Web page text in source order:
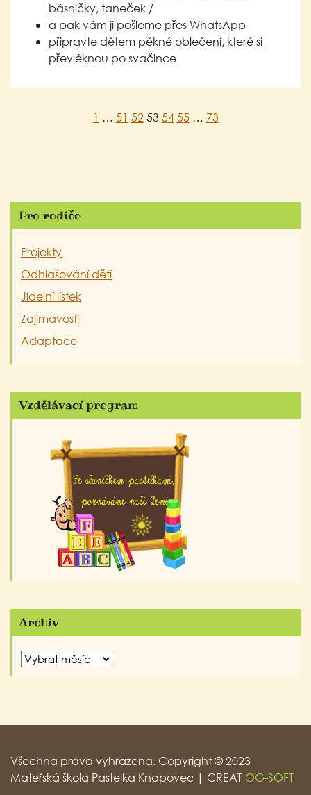
básničky, taneček /
a pak vám ji pošleme přes WhatsApp
připravte dětem pěkné oblečení, které si
převléknou po svačince
1 … 51 52 53 54 55 … 73
Pro rodiče
Projekty
Odhlašování dětí
Jídelní lístek
Zajímavosti
Adaptace
Vzdělávací program
Archiv
Archiv
Všechna práva vyhrazena. Copyright © 2023
Mateřská škola Pastelka Knapovec | CREAT OG-SOFT